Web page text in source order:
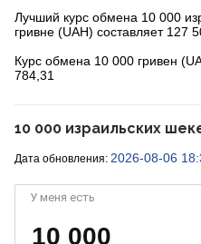
Лучший курс обмена 10 000
гривне (UAH) составляет 127
Курс обмена 10 000 гривен
784,31
10 000 израильских
Дата обновления: 2026-08-06
У меня есть